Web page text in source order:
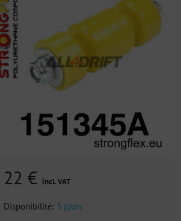
22 € incl. VAT
Disponibilité: 3 jours